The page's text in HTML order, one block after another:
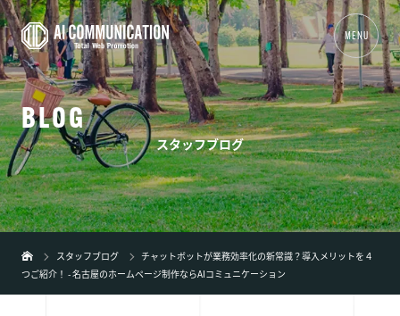
MENU
01 TOP
02事業内容+
03 制作実績
05 新着情報
BLOG
スタッフブログ
スタッフブログ
チャットボットが業務効率化の新常識？導入メリットを４
つご紹介！ - 名古屋のホームページ制作ならAIコミュニケーション